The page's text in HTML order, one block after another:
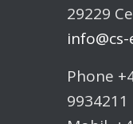
29229
Phone
9934211